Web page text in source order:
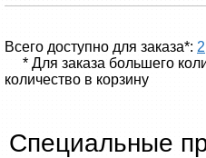
Всего доступно для заказа*: 2
* Для заказа большего
количество в корзину
Специальные